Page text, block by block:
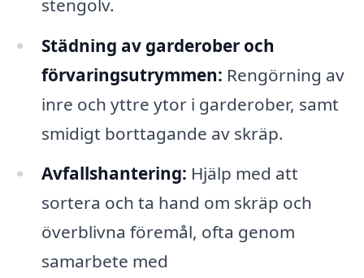
stengolv.
Städning av garderober och
förvaringsutrymmen: Rengörning av
inre och yttre ytor i garderober, samt
smidigt borttagande av skräp.
Avfallshantering: Hjälp med att
sortera och ta hand om skräp och
överblivna föremål, ofta genom
samarbete med